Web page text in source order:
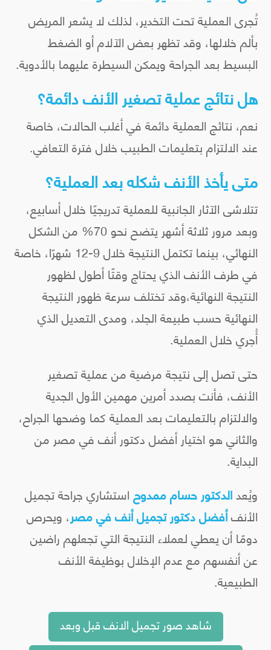
تُجرى العملية تحت التخدير، لذلك لا يشعر المريض
بألم خلالها، وقد تظهر بعض الآلام أو الضغط
البسيط بعد الجراحة ويمكن السيطرة عليهما بالأدوية.
هل نتائج عملية تصغير الأنف دائمة؟
نعم، نتائج العملية دائمة في أغلب الحالات، خاصة
عند الالتزام بتعليمات الطبيب خلال فترة التعافي.
متى يأخذ الأنف شكله بعد العملية؟
تتلاشى الآثار الجانبية للعملية تدريجيًا خلال أسابيع،
وبعد مرور ثلاثة أشهر يتضح نحو 70% من الشكل
النهائي، بينما تكتمل النتيجة خلال 9-12 شهرًا، خاصة
في طرف الأنف الذي يحتاج وقتًا أطول لظهور
النتيجة النهائية،وقد تختلف سرعة ظهور النتيجة
النهائية حسب طبيعة الجلد، ومدى التعديل الذي
أُجري خلال العملية.
حتى تصل إلى نتيجة مرضية من عملية تصغير
الأنف، فأنت بصدد أمرين مهمين الأول الجدية
والالتزام بالتعليمات بعد العملية كما وضحها الجراح،
والثاني هو اختيار أفضل دكتور أنف في مصر من
البداية.
ويُعدالدكتور حسام ممدوحاستشاري جراحة تجميل
الأنفأفضل دكتور تجميل أنف في مصر، ويحرص
دومًا أن يعطي لعملاء النتيجة التي تجعلهم راضين
عن أنفسهم مع عدم الإخلال بوظيفة الأنف
الطبيعية.
شاهد صور تجميل الانف قبل وبعد